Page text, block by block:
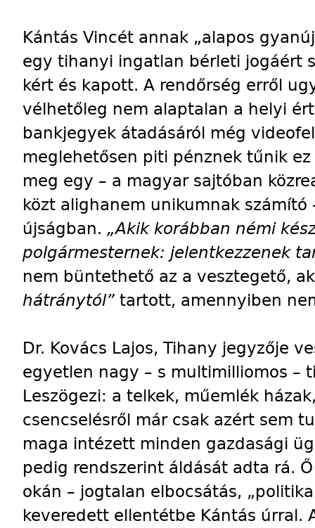
Kántás Vincét annak „alapos
egy tihanyi ingatlan bérleti jogáért
kért és kapott. A rendőrség erről
vélhetőleg nem alaptalan a helyi
bankjegyek átadásáról még
meglehetősen piti pénznek tűnik
meg egy – a magyar sajtóban
közt alighanem unikumnak számító
újságban. „Akik korábban némi
polgármesternek: jelentkezzenek
nem büntethető az a vesztegető,
hátránytól” tartott, amennyiben
Dr. Kovács Lajos, Tihany jegyzője
egyetlen nagy – s multimilliomos –
Leszögezi: a telkek, műemlék
csencselésről már csak azért sem
maga intézett minden gazdasági
pedig rendszerint áldását adta rá.
okán – jogtalan elbocsátás,
keveredett ellentétbe Kántás úrral.